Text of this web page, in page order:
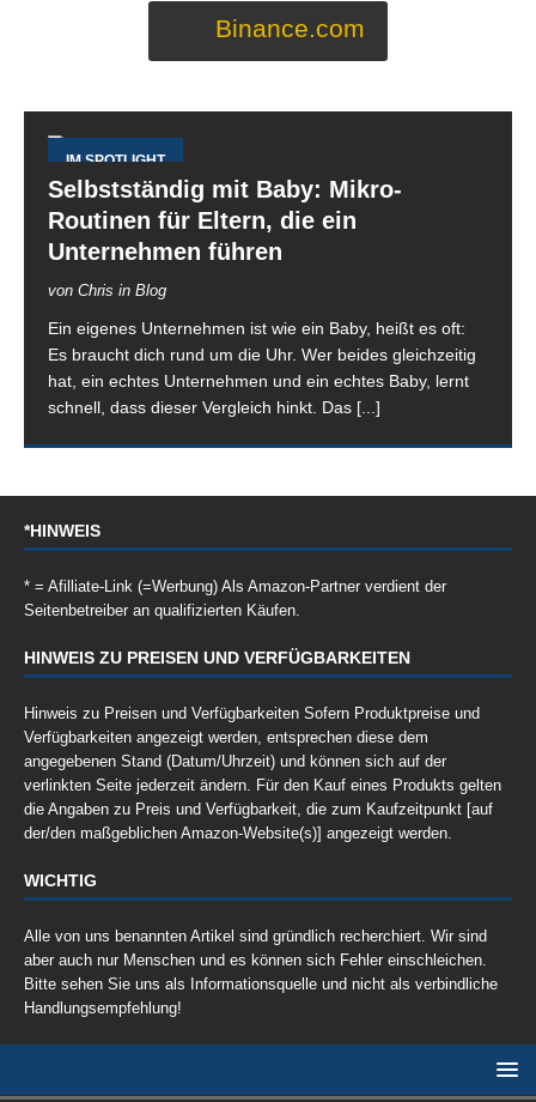
Binance.com
IM SPOTLIGHT
Selbstständig mit Baby: Mikro-
Routinen für Eltern, die ein
Unternehmen führen
von Chris in Blog
Ein eigenes Unternehmen ist wie ein Baby, heißt es oft:
Es braucht dich rund um die Uhr. Wer beides gleichzeitig
hat, ein echtes Unternehmen und ein echtes Baby, lernt
schnell, dass dieser Vergleich hinkt. Das [...]
*HINWEIS
* = Afilliate-Link (=Werbung) Als Amazon-Partner verdient der
Seitenbetreiber an qualifizierten Käufen.
HINWEIS ZU PREISEN UND VERFÜGBARKEITEN
Hinweis zu Preisen und Verfügbarkeiten Sofern Produktpreise und
Verfügbarkeiten angezeigt werden, entsprechen diese dem
angegebenen Stand (Datum/Uhrzeit) und können sich auf der
verlinkten Seite jederzeit ändern. Für den Kauf eines Produkts gelten
die Angaben zu Preis und Verfügbarkeit, die zum Kaufzeitpunkt [auf
der/den maßgeblichen Amazon-Website(s)] angezeigt werden.
WICHTIG
Alle von uns benannten Artikel sind gründlich recherchiert. Wir sind
aber auch nur Menschen und es können sich Fehler einschleichen.
Bitte sehen Sie uns als Informationsquelle und nicht als verbindliche
Handlungsempfehlung!